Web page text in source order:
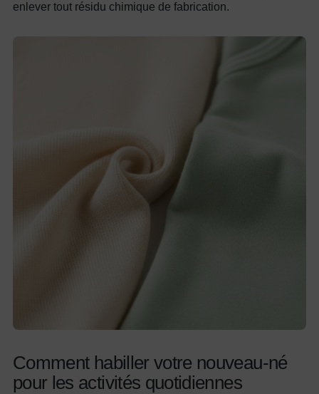
enlever tout résidu chimique de fabrication.
Comment habiller votre nouveau-né
pour les activités quotidiennes